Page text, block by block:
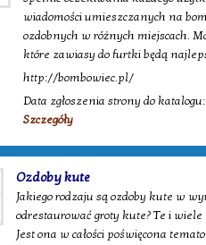
wiadomości umieszczanych na
ozdobnych w różnych miejscach.
które zawiasy do furtki będą
http://bombowiec.pl/
Data zgłoszenia strony do
Szczegóły
Ozdoby kute
Jakiego rodzaju są ozdoby kute w
odrestaurować groty kute? Te i
Jest ona w całości poświęcona